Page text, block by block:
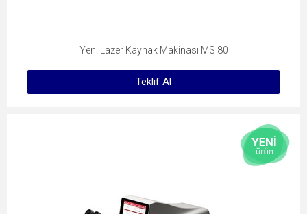
Yeni Lazer Kaynak Makinası MS 80
Teklif Al